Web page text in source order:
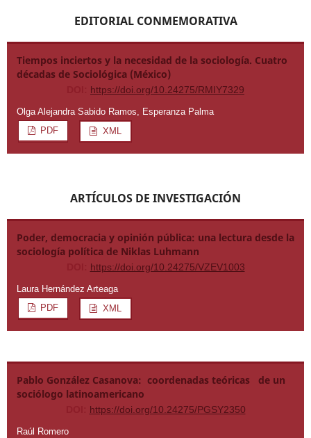
EDITORIAL CONMEMORATIVA
Tiempos inciertos y la necesidad de la sociología. Cuatro
décadas de Sociológica (México)
https://doi.org/10.24275/RMIY7329
Olga Alejandra Sabido Ramos, Esperanza Palma
PDF
XML
ARTÍCULOS DE INVESTIGACIÓN
Poder, democracia y opinión pública: una lectura desde la
sociología política de Niklas Luhmann
https://doi.org/10.24275/VZEV1003
Laura Hernández Arteaga
PDF
XML
Pablo González Casanova: coordenadas teóricas de un
sociólogo latinoamericano
https://doi.org/10.24275/PGSY2350
Raúl Romero